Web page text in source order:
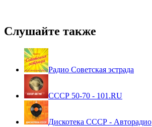
Слушайте также
Радио Советская эстрада
СССР 50-70 - 101.RU
Дискотека СССР - Авторадио